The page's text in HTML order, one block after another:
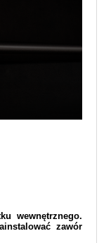
wewnętrznego.
zawór